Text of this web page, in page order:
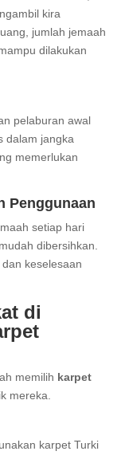
kira
jumlah jemaah
dilakukan
pelaburan awal
dalam jangka
memerlukan
Penggunaan
setiap hari
dibersihkan.
keselesaan
di
memilih karpet
mereka.
karpet Turki